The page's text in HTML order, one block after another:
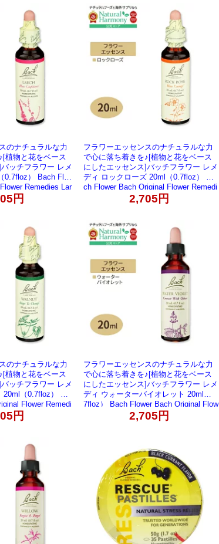
のナチュラルな力
植物と花をベース
ッチフラワー レメ
0.7floz） Bach Flo
Remedies Lar
【お取り寄せ商
円
フラワーエッセンスのナチュラルな力
で心に落ち着きを♪[植物と花をベース
にしたエッセンス]バッチフラワー レメ
ディ ロックローズ 20ml（0.7floz） Ba
ch Flower Bach Original Flower Remedi
es Rock Rose 0.7 floz（20 ml）【お取
2,705円
のナチュラルな力
植物と花をベース
ッチフラワー レメ
（0.7floz） Ba
Flower Remedi
20 ml）【お取り
円
フラワーエッセンスのナチュラルな力
で心に落ち着きを♪[植物と花をベース
にしたエッセンス]バッチフラワー レメ
ディ ウォーターバイオレット 20ml（0.
7floz） Bach Flower Bach Original Flow
er Remedies Water Violet 0.7 fl oz（20
ml）【お取り寄せ商品】
2,705円